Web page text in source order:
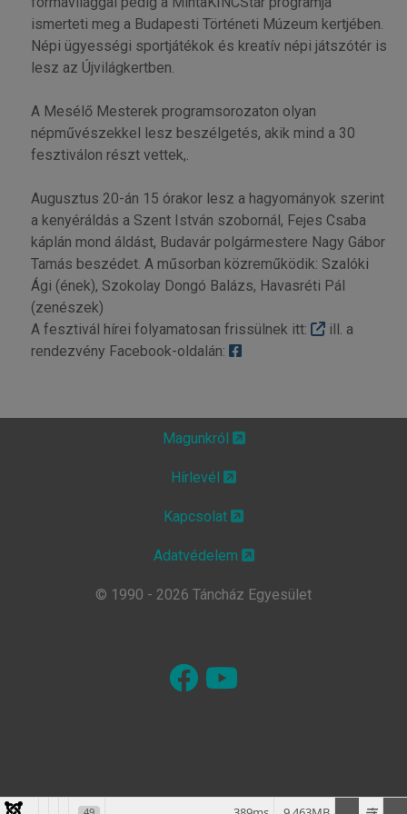
ismerteti meg a Budapesti Történeti Múzeum kertjében.
Népi ügyességi sportjátékok és kreatív népi játszótér is
lesz az Újvilágkertben.
A Mesélő Mesterek programsorozaton olyan
népművészekkel lesz beszélgetés, akik mind a 30
fesztiválon részt vettek,.
Augusztus 20-án 15 órakor lesz a hagyományok szerint
a kenyéráldás a Szent István szobornál, Fejes Csaba
káplán mond áldást, Budavár polgármestere Nagy Gábor
Tamás beszédet. A műsorban közreműködik: Szalóki
Ági (ének), Szokolay Dongó Balázs, Havasréti Pál
(zenészek)
A fesztivál hírei folyamatosan frissülnek itt:
ill. a
rendezvény Facebook-oldalán:
Magunkról
Hírlevél
Kapcsolat
Adatvédelem
© 1990 - 2026 Táncház Egyesület